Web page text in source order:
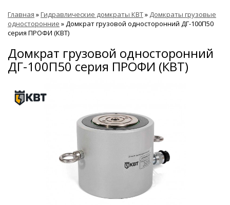
Главная »Гидравлические домкраты КВТ» Домкраты грузовые
односторонние » Домкрат грузовой односторонний ДГ-100П50
серия ПРОФИ (КВТ)
Домкрат грузовой односторонний
ДГ-100П50 серия ПРОФИ (КВТ)